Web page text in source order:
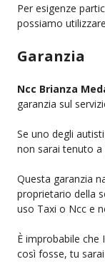
Per esigenze
possiamo
Garanzia
Ncc Brianza
garanzia sul
Se uno degli
non sarai tenuto a
Questa garanzia
proprietario della
uso Taxi o Ncc e
È improbabile che
così fosse, tu